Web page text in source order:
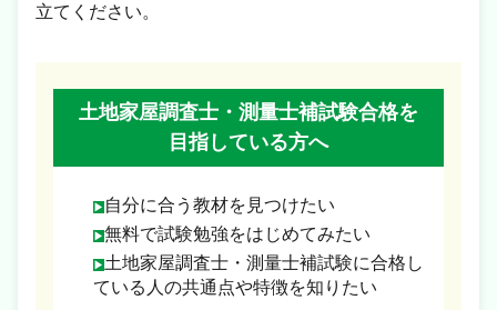
立てください。
土地家屋調査士・測量士補試験合格を
目指している方へ
自分に合う教材を見つけたい
無料で試験勉強をはじめてみたい
土地家屋調査士・測量士補試験に合格し
ている人の共通点や特徴を知りたい